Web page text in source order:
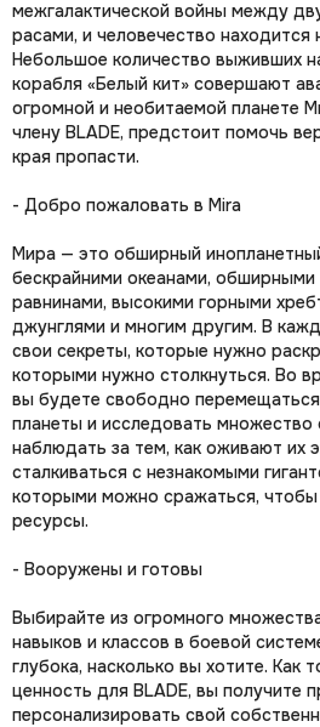
межгалактической войны между
расами, и человечество находится
Небольшое количество выживших
корабля «Белый кит» совершают
огромной и необитаемой планете
члену BLADE, предстоит помочь
края пропасти.
- Добро пожаловать в Mira
Мира — это обширный
бескрайними океанами,
равнинами, высокими горными
джунглями и многим другим. В
свои секреты, которые нужно
которыми нужно столкнуться. Во
вы будете свободно
планеты и исследовать множество
наблюдать за тем, как оживают их
сталкиваться с незнакомыми
которыми можно сражаться, чтобы
ресурсы.
- Вооружены и готовы
Выбирайте из огромного
навыков и классов в боевой
глубока, насколько вы хотите. Как
ценность для BLADE, вы получите
персонализировать свой